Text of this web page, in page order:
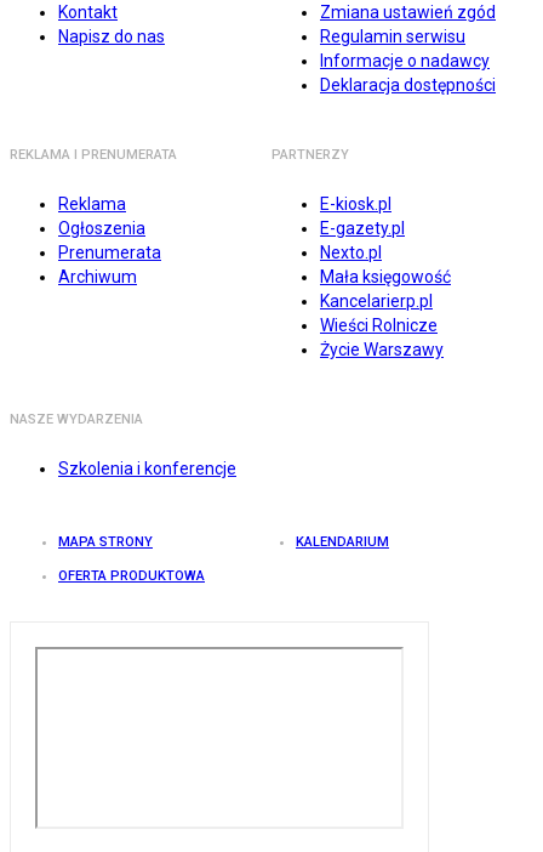
Kontakt
Napisz do nas
Zmiana ustawień zgód
Regulamin serwisu
Informacje o nadawcy
Deklaracja dostępności
REKLAMA I PRENUMERATA
Reklama
Ogłoszenia
Prenumerata
Archiwum
PARTNERZY
E-kiosk.pl
E-gazety.pl
Nexto.pl
Mała księgowość
Kancelarierp.pl
Wieści Rolnicze
Życie Warszawy
NASZE WYDARZENIA
Szkolenia i konferencje
MAPA STRONY KALENDARIUM
OFERTA PRODUKTOWA